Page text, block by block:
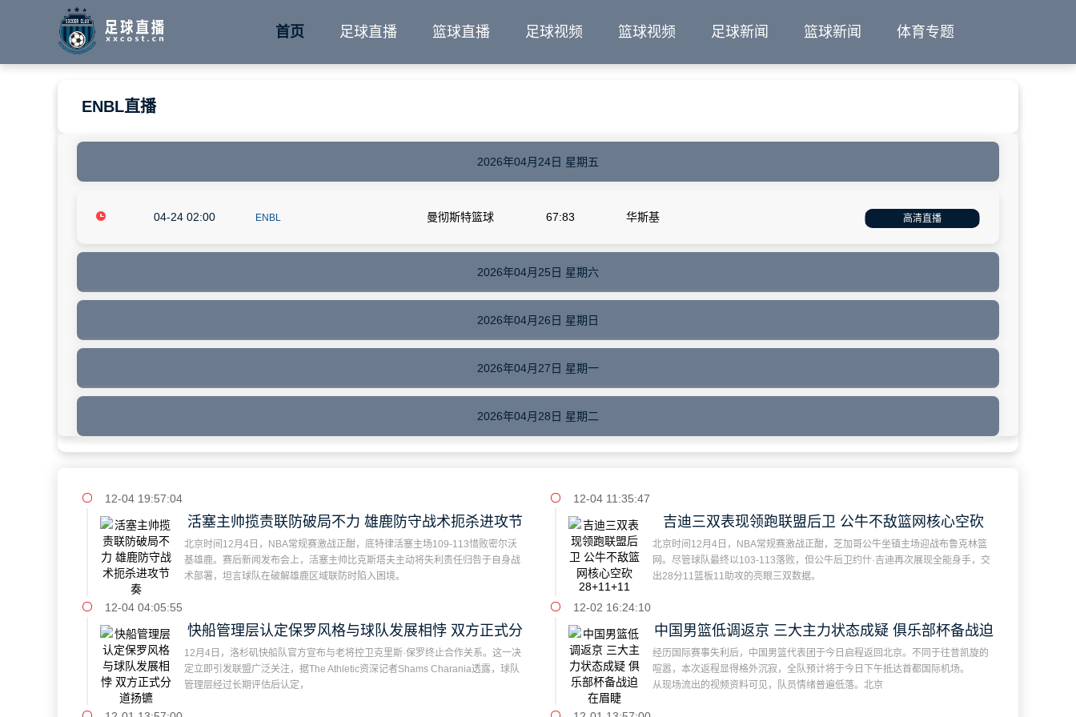
首页 足球直播 篮球直播 足球视频 篮球视频 足球新闻 篮球新闻 体育专题
ENBL直播
2026年04月24日 星期五
04-24 02:00 ENBL 曼彻斯特篮球 67:83 华斯基 高清直播
2026年04月25日 星期六
2026年04月26日 星期日
2026年04月27日 星期一
2026年04月28日 星期二
12-04 19:57:04
活塞主帅揽责联防破局不力 雄鹿防守战术扼杀进攻节
奏
北京时间12月4日，NBA常规赛激战正酣，底特律活塞主场109-113惜败密尔沃
基雄鹿。赛后新闻发布会上，活塞主帅比克斯塔夫主动将失利责任归咎于自身战
术部署，坦言球队在破解雄鹿区域联防时陷入困境。
12-04 11:35:47
吉迪三双表现领跑联盟后卫 公牛不敌篮网核心空砍
28+11+11
北京时间12月4日，NBA常规赛激战正酣，芝加哥公牛坐镇主场迎战布鲁克林篮
网。尽管球队最终以103-113落败，但公牛后卫约什·吉迪再次展现全能身手，交
出28分11篮板11助攻的亮眼三双数据。
12-04 04:05:55
快船管理层认定保罗风格与球队发展相悖 双方正式分
道扬镳
12月4日，洛杉矶快船队官方宣布与老将控卫克里斯·保罗终止合作关系。这一决
定立即引发联盟广泛关注，据The Athletic资深记者Shams Charania透露，球队
管理层经过长期评估后认定，
12-02 16:24:10
中国男篮低调返京 三大主力状态成疑 俱乐部杯备战迫
在眉睫
经历国际赛事失利后，中国男篮代表团于今日启程返回北京。不同于往昔凯旋的
喧嚣，本次返程显得格外沉寂，全队预计将于今日下午抵达首都国际机场。
从现场流出的视频资料可见，队员情绪普遍低落。北京